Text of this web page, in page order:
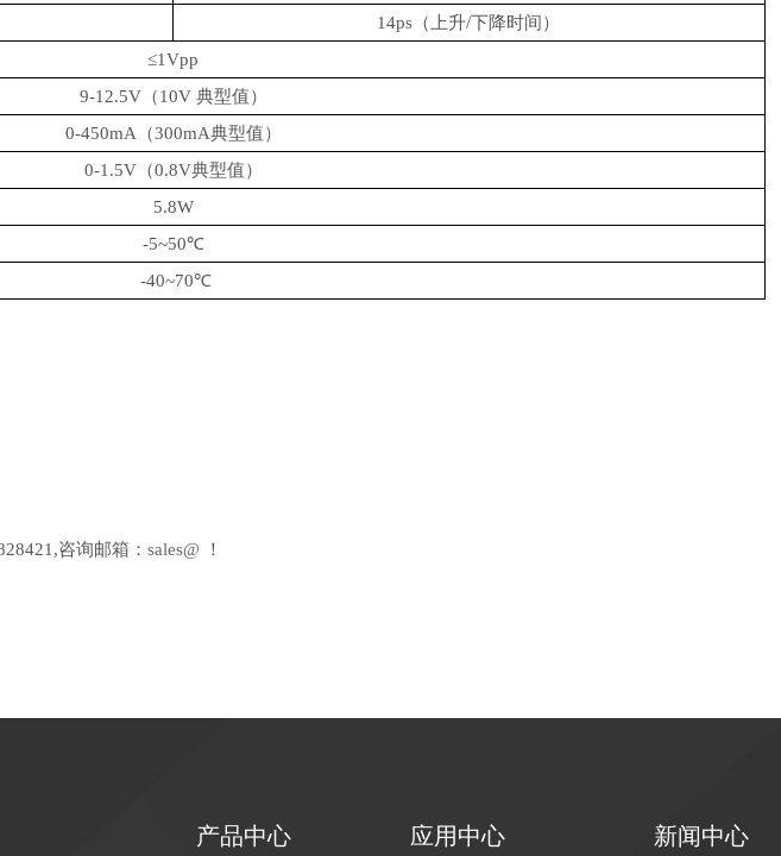
14ps（上升/下降时间）
≤1Vpp
9-12.5V（10V 典型值）
0-450mA（300mA典型值）
0-1.5V（0.8V典型值）
5.8W
-5~50℃
-40~70℃
咨询邮箱： sales@ ！
产品中心 应用中心 新闻中心